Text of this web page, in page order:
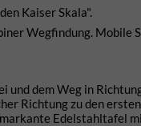
Kaiser Skala".
Wegfindung. Mobile
dem Weg in
Richtung zu den
Edelstahltafel